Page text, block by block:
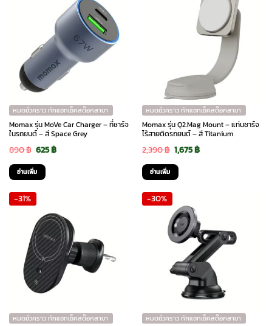
หมดชั่วคราว ทักแชทเช็คสต๊อกสาขา
Momax รุ่น MoVe Car Charger – ที่ชาร์จ
ในรถยนต์ – สี Space Grey
890฿ Original
price
was:
625฿Current
อ่านเพิ่ม
หมดชั่วคราว ทักแชทเช็คสต๊อกสาขา
Momax รุ่น Q2.Mag Mount – แท่นชาร์จ
ไร้สายติดรถยนต์ – สี Titanium
2,390฿ Original
price
was:
1,675฿Current
อ่านเพิ่ม
-31%
หมดชั่วคราว ทักแชทเช็คสต๊อกสาขา
-30%
หมดชั่วคราว ทักแชทเช็คสต๊อกสาขา